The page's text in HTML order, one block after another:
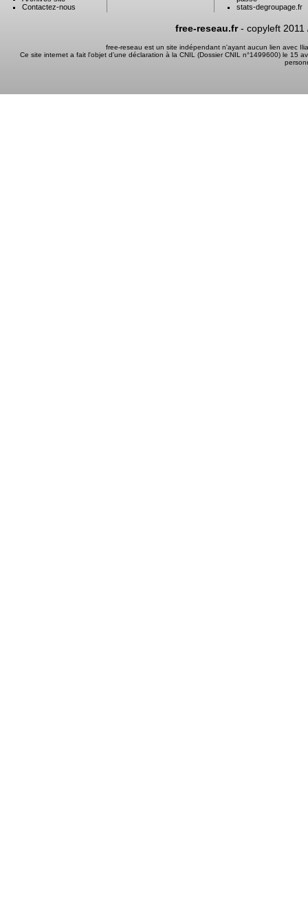
Contactez-nous
stats-degroupage.fr
free-reseau.fr- copyleft 2011
free-reseau est un site indépendant n'ayant aucun lien avec
Ce site internet a fait l'objet d'une déclaration à la CNIL (Dossier CNIL n°1499600) le 15